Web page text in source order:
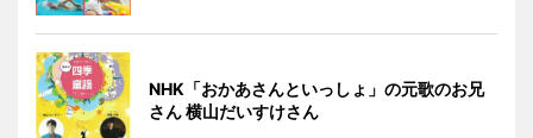
NHK「おかあさんといっしょ」の元歌のお兄
さん 横山だいすけさん